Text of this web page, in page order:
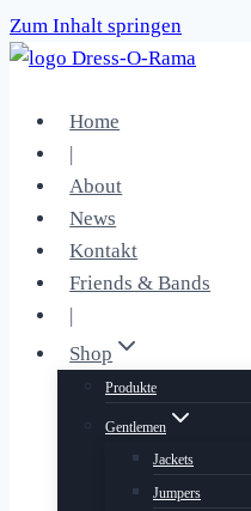
Zum Inhalt springen
Home
|
About
News
Kontakt
Friends & Bands
|
Shop
Produkte
Gentlemen
Jackets
Jumpers